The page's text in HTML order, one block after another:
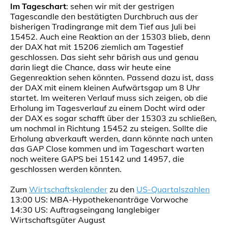
Im Tageschart: sehen wir mit der gestrigen
Tagescandle den bestätigten Durchbruch aus der
bisherigen Tradingrange mit dem Tief aus Juli bei
15452. Auch eine Reaktion an der 15303 blieb, denn
der DAX hat mit 15206 ziemlich am Tagestief
geschlossen. Das sieht sehr bärish aus und genau
darin liegt die Chance, dass wir heute eine
Gegenreaktion sehen könnten. Passend dazu ist, dass
der DAX mit einem kleinen Aufwärtsgap um 8 Uhr
startet. Im weiteren Verlauf muss sich zeigen, ob die
Erholung im Tagesverlauf zu einem Docht wird oder
der DAX es sogar schafft über der 15303 zu schließen,
um nochmal in Richtung 15452 zu steigen. Sollte die
Erholung abverkauft werden, dann könnte nach unten
das GAP Close kommen und im Tageschart warten
noch weitere GAPS bei 15142 und 14957, die
geschlossen werden könnten.
Zum Wirtschaftskalender zu den US-Quartalszahlen
13:00 US: MBA-Hypothekenanträge Vorwoche
14:30 US: Auftragseingang langlebiger
Wirtschaftsgüter August